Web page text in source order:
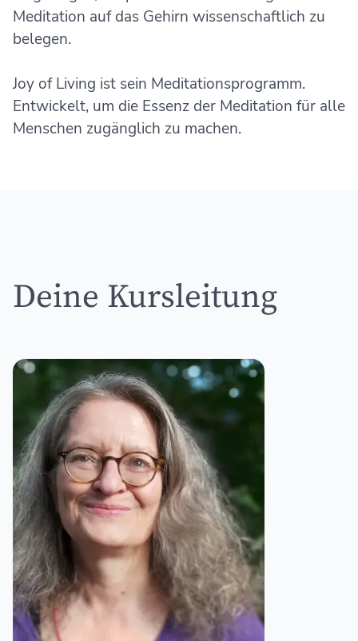
Meditation auf das Gehirn wissenschaftlich zu
belegen.
Joy of Living ist sein Meditationsprogramm.
Entwickelt, um die Essenz der Meditation für alle
Menschen zugänglich zu machen.
Deine Kursleitung